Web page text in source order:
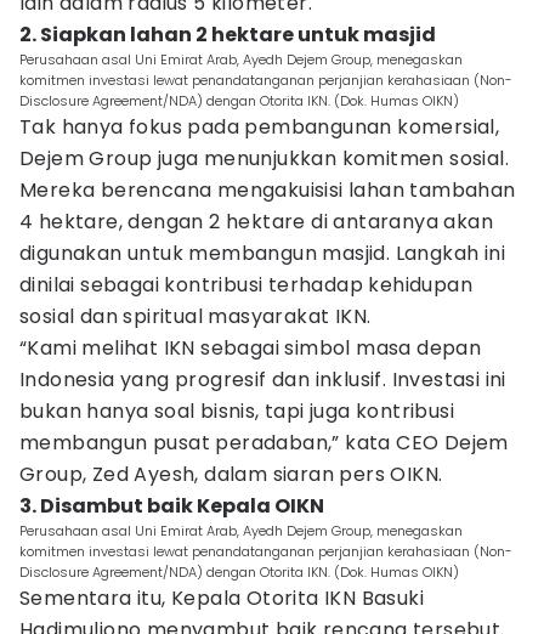
2. Siapkan lahan 2 hektare untuk masjid
Perusahaan asal Uni Emirat Arab, Ayedh Dejem Group, menegaskan
komitmen investasi lewat penandatanganan perjanjian kerahasiaan (Non-
Disclosure Agreement/NDA) dengan Otorita IKN. (Dok. Humas OIKN)
Tak hanya fokus pada pembangunan komersial,
Dejem Group juga menunjukkan komitmen sosial.
Mereka berencana mengakuisisi lahan tambahan
4 hektare, dengan 2 hektare di antaranya akan
digunakan untuk membangun masjid. Langkah ini
dinilai sebagai kontribusi terhadap kehidupan
sosial dan spiritual masyarakat IKN.
“Kami melihat IKN sebagai simbol masa depan
Indonesia yang progresif dan inklusif. Investasi ini
bukan hanya soal bisnis, tapi juga kontribusi
membangun pusat peradaban,” kata CEO Dejem
Group, Zed Ayesh, dalam siaran pers OIKN.
3. Disambut baik Kepala OIKN
Perusahaan asal Uni Emirat Arab, Ayedh Dejem Group, menegaskan
komitmen investasi lewat penandatanganan perjanjian kerahasiaan (Non-
Disclosure Agreement/NDA) dengan Otorita IKN. (Dok. Humas OIKN)
Sementara itu, Kepala Otorita IKN Basuki